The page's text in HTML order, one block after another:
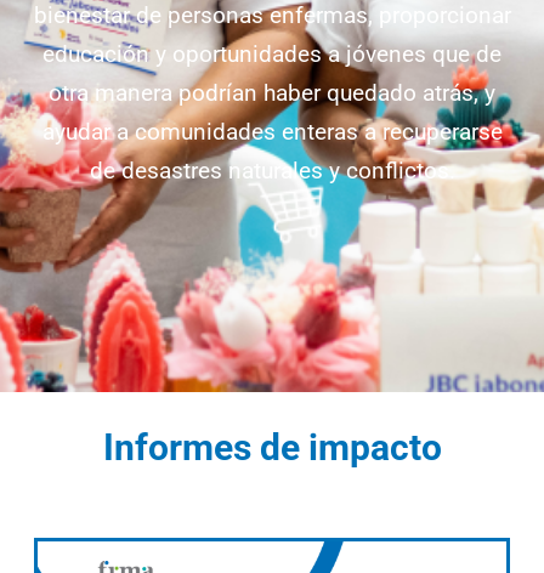
bienestar de personas enfermas, proporcionar
educación y oportunidades a jóvenes que de
otra manera podrían haber quedado atrás, y
ayudar a comunidades enteras a recuperarse
de desastres naturales y conflictos.
Informes de impacto